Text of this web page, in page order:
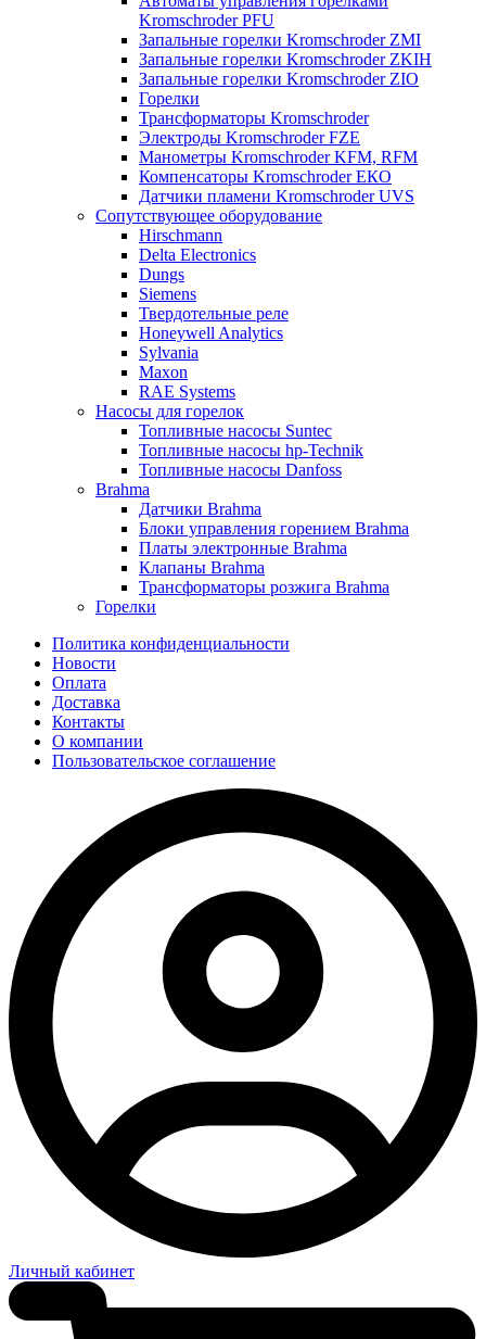
Kromschroder PFU
Запальные горелки Kromschroder ZМI
Запальные горелки Kromschroder ZKIH
Запальные горелки Kromschroder ZIO
Горелки
Трансформаторы Kromschroder
Электроды Kromschroder FZE
Манометры Kromschroder KFM, RFM
Компенсаторы Kromschroder ЕКО
Датчики пламени Kromschroder UVS
Сопутствующее оборудование
Hirschmann
Delta Electronics
Dungs
Siemens
Твердотельные реле
Honeywell Analytics
Sylvania
Maxon
RAE Systems
Насосы для горелок
Топливные насосы Suntec
Топливные насосы hp-Technik
Топливные насосы Danfoss
Brahma
Датчики Brahma
Блоки управления горением Brahma
Платы электронные Brahma
Клапаны Brahma
Трансформаторы розжига Brahma
Горелки
Политика конфиденциальности
Новости
Оплата
Доставка
Контакты
О компании
Пользовательское соглашение
Личный кабинет